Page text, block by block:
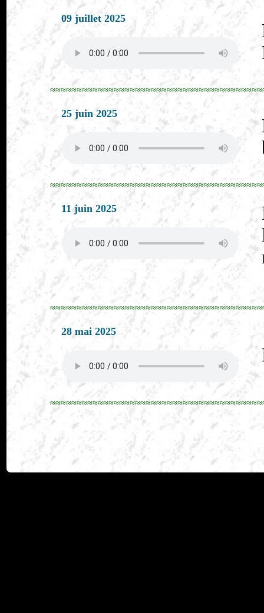
09 juillet 2025
25 juin 2025
11 juin 2025
28 mai 2025